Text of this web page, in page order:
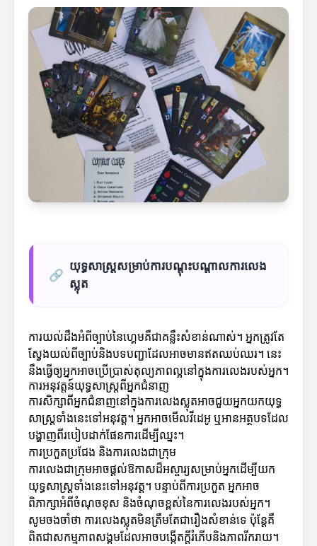
🔗
យុទ្ធសាស្ត្រសម្រាប់ការបណ្តុះបណ្តាលការលេង
ស្លុត
ការយល់ដឹងអំពីច្បាប់នៃហ្គេមគឺជាគន្លឹះសំខាន់ណាស់។ អ្នកត្រូវតែ
ស្វែងយល់ពីច្បាប់និងបទបញ្ជាដែលអាចមានឥតឈប់ឈរ។ នេះ
នឹងធ្វើឲ្យអ្នកអាចប្រើប្រាស់តុល្យភាពល្អនៅក្នុងការលេងរបស់អ្នក។
ការអនុវត្តន៍យុទ្ធសាស្ត្រពីអ្នកជំនាញ
ការសិក្សាពីអ្នកជំនាញនៅក្នុងការលេងស្លុតអាចជួយអ្នកយកយុទ្ធ
សាស្ត្រទាំងនេះទៅអនុវត្ត។ អ្នកអាចមើលវីដេអូ ឬអានអត្ថបទដែល
បង្ហាញពីរបៀបដាក់ផែនការដើម្បីឈ្នះ។
ការប្រកួតប្រជែង និងការលេងជាក្រុម
ការលេងជាក្រុមអាចផ្តល់ឱកាសដ៏អស្ចារ្យសម្រាប់អ្នកដើម្បីយក
យុទ្ធសាស្ត្រទាំងនេះទៅអនុវត្ត។ បន្ទាប់ពីការប្រកួត អ្នកអាច
ពិភាក្សាអំពីចំណុចខុស និងចំណុចខ្ពស់នៃការលេងរបស់អ្នក។
សូមចងចាំថា ការលេងស្លុតមិនត្រឹមតែជារឿងសំខាន់ទេ ប៉ុន្តែគឺ
ពិតជាសកម្មភាពសង្គមដែលអាចបង្កើតក្តីរំភើបនិងភាពរីករាយ។